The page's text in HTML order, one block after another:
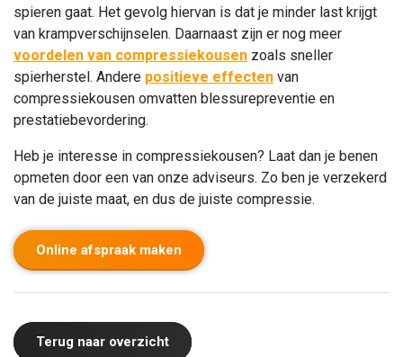
spieren gaat. Het gevolg hiervan is dat je minder last krijgt
van krampverschijnselen. Daarnaast zijn er nog meer
voordelen van compressiekousen zoals sneller
spierherstel. Andere positieve effecten van
compressiekousen omvatten blessurepreventie en
prestatiebevordering.
Heb je interesse in compressiekousen? Laat dan je benen
opmeten door een van onze adviseurs. Zo ben je verzekerd
van de juiste maat, en dus de juiste compressie.
Online afspraak maken
Terug naar overzicht